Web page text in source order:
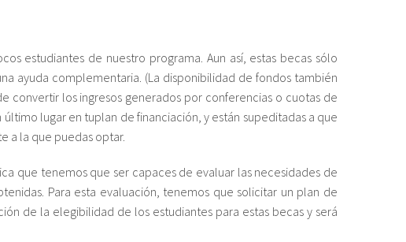
estudiantes de nuestro programa. Aun así, estas becas sólo
ayuda complementaria. (La disponibilidad de fondos también
convertir los ingresos generados por conferencias o cuotas de
lugar en tuplan de financiación, y están supeditadas a que
a la que puedas optar.
que tenemos que ser capaces de evaluar las necesidades de
Para esta evaluación, tenemos que solicitar un plan de
de la elegibilidad de los estudiantes para estas becas y será